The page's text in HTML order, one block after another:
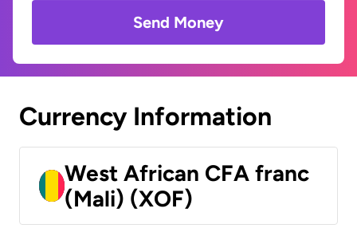
Send Money
Currency Information
West African CFA franc
(Mali) (XOF)